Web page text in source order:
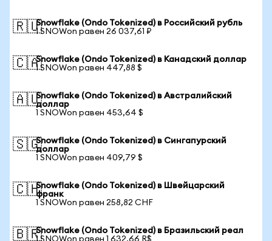
🇷🇺Snowflake (Ondo Tokenized) в Российский рубль
1 SNOWon равен 26 037,61 ₽
🇨🇦Snowflake (Ondo Tokenized) в Канадский доллар
1 SNOWon равен 447,88 $
🇦🇺Snowflake (Ondo Tokenized) в Австралийский
доллар
1 SNOWon равен 453,64 $
🇸🇬Snowflake (Ondo Tokenized) в Сингапурский
доллар
1 SNOWon равен 409,79 $
🇨🇭Snowflake (Ondo Tokenized) в Швейцарский
франк
1 SNOWon равен 258,82 CHF
🇧🇷Snowflake (Ondo Tokenized) в Бразильский реал
1 SNOWon равен 1 632,66 R$